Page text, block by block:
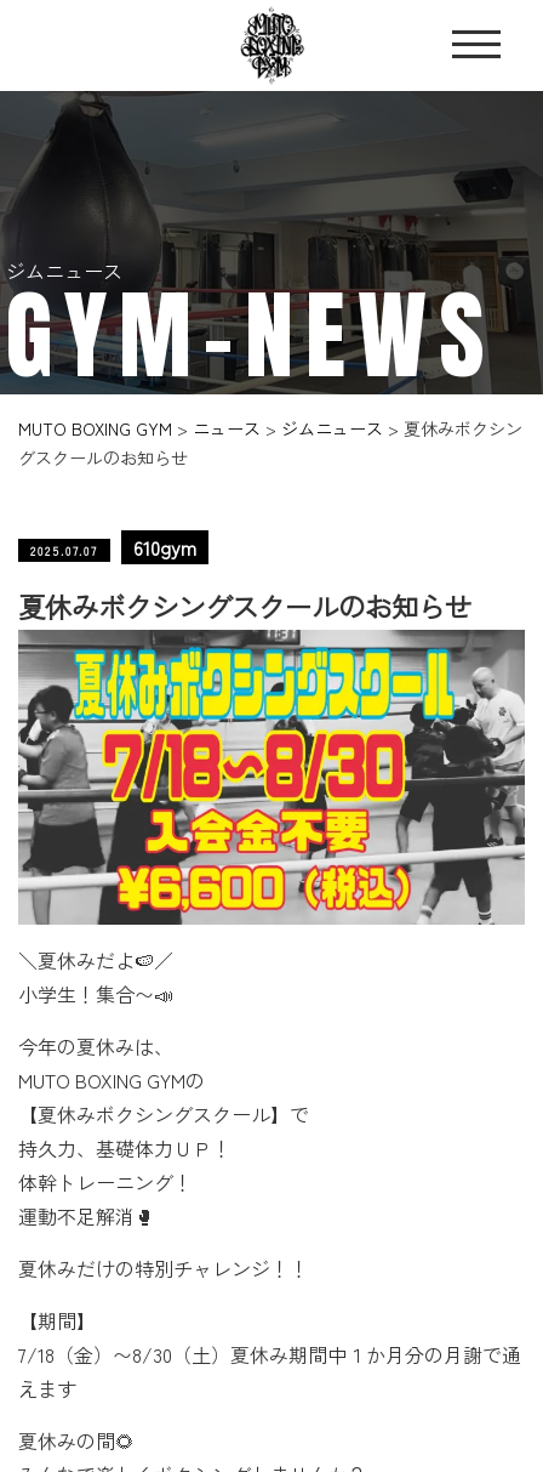
ジムニュース
GYM-NEWS
MUTO BOXING GYM > ニュース > ジムニュース > 夏休みボクシン
グスクールのお知らせ
2025.07.07 610gym
夏休みボクシングスクールのお知らせ
＼夏休みだよ🍉／
小学生！集合〜📣
今年の夏休みは、
MUTO BOXING GYMの
【夏休みボクシングスクール】で
持久力、基礎体力ＵＰ！
体幹トレーニング！
運動不足解消🥊
夏休みだけの特別チャレンジ！！
【期間】
7/18（金）〜8/30（土）夏休み期間中１か月分の月謝で通
えます
夏休みの間🌻